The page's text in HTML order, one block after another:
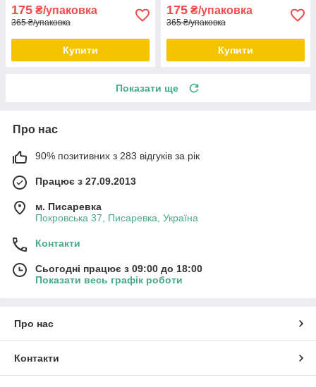
175 ₴/упаковка
365 ₴/упаковка
Купити
175 ₴/упаковка
365 ₴/упаковка
Купити
Показати ще
Про нас
90% позитивних з 283 відгуків за рік
Працює з 27.09.2013
м. Писаревка
Покровська 37, Писаревка, Україна
Контакти
Сьогодні працює з 09:00 до 18:00
Показати весь графік роботи
Про нас
Контакти